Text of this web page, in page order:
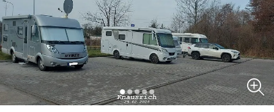
Magazine
Partners
Registreren
Inloggen